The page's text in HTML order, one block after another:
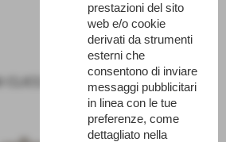
prestazioni del sito
web e/o cookie
derivati da strumenti
esterni che
consentono di inviare
messaggi pubblicitari
in linea con le tue
preferenze, come
dettagliato nella